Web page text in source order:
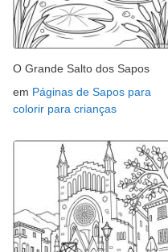
O Grande Salto dos Sapos
em Páginas de Sapos para
colorir para crianças